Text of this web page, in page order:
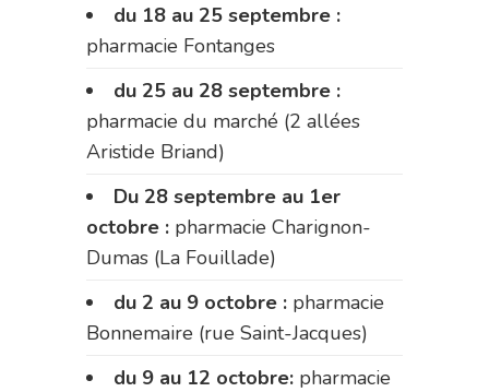
du 18 au 25 septembre :
pharmacie Fontanges
du 25 au 28 septembre :
pharmacie du marché (2 allées
Aristide Briand)
Du 28 septembre au 1er
octobre : pharmacie Charignon-
Dumas (La Fouillade)
du 2 au 9 octobre : pharmacie
Bonnemaire (rue Saint-Jacques)
du 9 au 12 octobre: pharmacie